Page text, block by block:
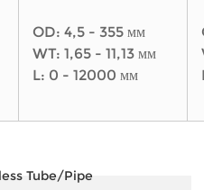
OD: 4,5 - 355 мм
WT: 1,65 - 11,13 мм
L: 0 - 12000 мм
L: